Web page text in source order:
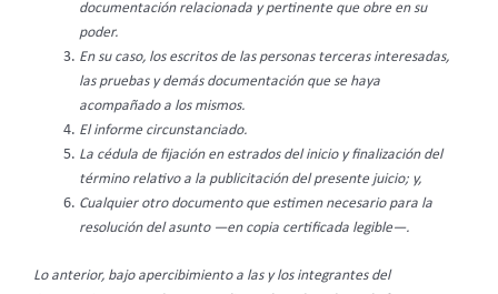
documentación relacionada y pertinente que obre en su
poder.
En su caso, los escritos de las personas terceras interesadas,
las pruebas y demás documentación que se haya
acompañado a los mismos.
El informe circunstanciado.
La cédula de fijación en estrados del inicio y finalización del
término relativo a la publicitación del presente juicio; y,
Cualquier otro documento que estimen necesario para la
resolución del asunto —en copia certificada legible—.
Lo anterior, bajo apercibimiento a las y los integrantes del